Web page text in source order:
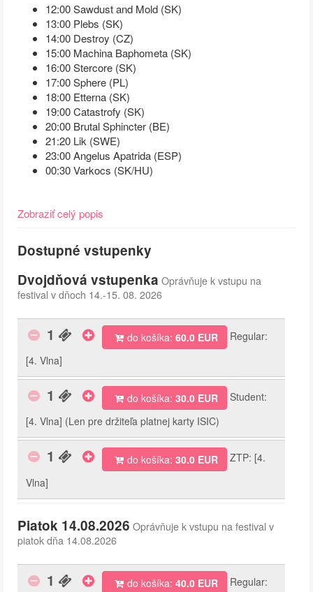
12:00 Sawdust and Mold (SK)
13:00 Plebs (SK)
14:00 Destroy (CZ)
15:00 Machina Baphometa (SK)
16:00 Stercore (SK)
17:00 Sphere (PL)
18:00 Etterna (SK)
19:00 Catastrofy (SK)
20:00 Brutal Sphincter (BE)
21:20 Lik (SWE)
23:00 Angelus Apatrida (ESP)
00:30 Varkocs (SK/HU)
Zobraziť celý popis
Dostupné vstupenky
Dvojdňová vstupenka Oprávňuje k vstupu na
festival v dňoch 14.-15. 08. 2026
1 do košíka:60.0 EUR
Regular:
[4. Vlna]
1 do košíka:30.0 EUR
Student:
[4. Vlna] (Len pre držiteľa platnej karty ISIC)
1 do košíka:30.0 EUR
ZTP: [4.
Vlna]
Piatok 14.08.2026 Oprávňuje k vstupu na festival v
piatok dňa 14.08.2026
1 do košíka:40.0 EUR
Regular: